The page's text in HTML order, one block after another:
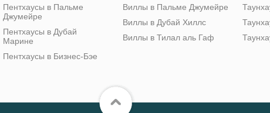
Пентхаусы в Пальме
Джумейре
Пентхаусы в Дубай
Марине
Пентхаусы в Бизнес-Бэе
Виллы в Пальме Джумейре
Виллы в Дубай Хиллс
Виллы в Тилал аль Гаф